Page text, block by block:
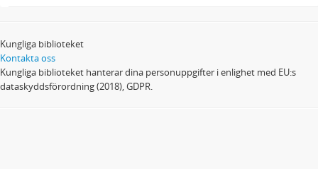
Kungliga biblioteket
Kontakta oss
Kungliga biblioteket hanterar dina personuppgifter i enlighet med EU:s
dataskyddsförordning (2018), GDPR.